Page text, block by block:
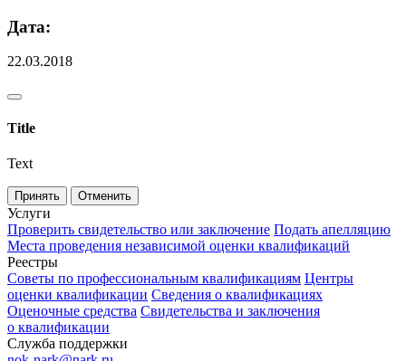
Дата:
22.03.2018
Title
Text
Принять Отменить
Услуги
Проверить свидетельство или заключение Подать апелляцию
Места проведения независимой оценки квалификаций
Реестры
Советы по профессиональным квалификациям Центры
оценки квалификации Сведения о квалификациях
Оценочные средства Свидетельства и заключения
о квалификации
Служба поддержки